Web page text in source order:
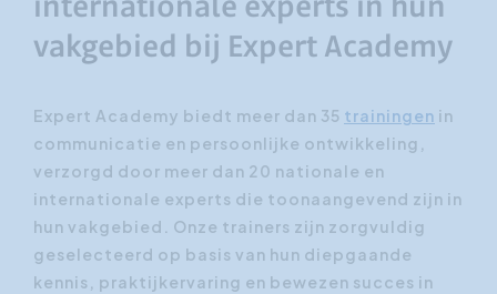
internationale experts in hun
vakgebied bij Expert Academy
Expert Academy biedt meer dan 35 trainingen in
communicatie en persoonlijke ontwikkeling,
verzorgd door meer dan 20 nationale en
internationale experts die toonaangevend zijn in
hun vakgebied. Onze trainers zijn zorgvuldig
geselecteerd op basis van hun diepgaande
kennis, praktijkervaring en bewezen succes in